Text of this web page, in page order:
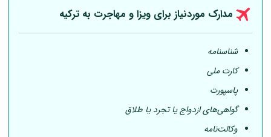
مدارک موردنیاز برای ویزا و مهاجرت به ترکیه
شناسنامه
کارت ملی
پاسپورت
گواهی‌های ازدواج یا تجرد یا طلاق
وکالت‌نامه